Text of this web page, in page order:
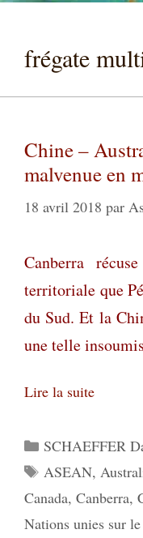
frégate
Chine –
malvenue en
18 avril 2018 par
Canberra
territoriale que
du Sud. Et la
une telle
Lire la suite
Catégories
SCHAEFFER
Étiquettes
ASEAN,
Canada, Canberra,
Nations unies sur